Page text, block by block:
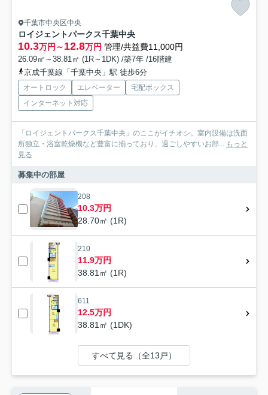
千葉市中央区中央
ロイジェントパークス千葉中央
10.3万円～12.8万円 管理/共益費11,000円
26.09㎡～38.81㎡ (1R～1DK) /築7年 /16階建
京成千葉線「千葉中央」駅 徒歩6分
オートロック エレベーター
宅配ボックス
インターネット対応
「ロイジェントパークス千葉中央」のここがイチオシ。室内設備は洗面
所独立・浴室乾燥機など豊富に揃っており、過ごしやすいお部... もっと
見る
募集中の部屋
208
10.3万円
28.70㎡ (1R)
210
11.9万円
38.81㎡ (1R)
611
12.5万円
38.81㎡ (1DK)
すべて見る（全13戸）